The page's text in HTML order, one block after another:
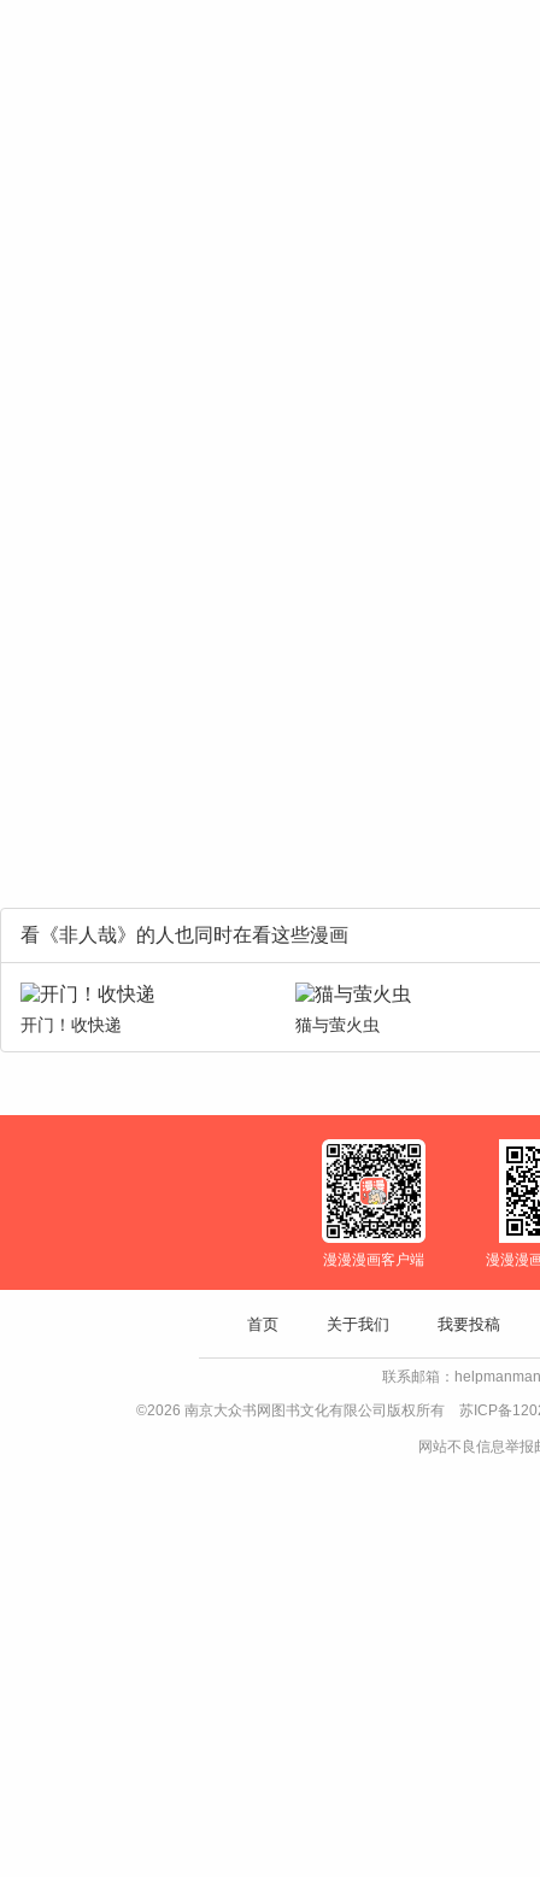
看《非人哉》的人也同时在看这些漫画
开门！收快递 猫与萤火虫
漫漫漫画客户端 漫漫漫
首页 关于我们 我要投稿
联系邮箱：
©2026 南京大众书网图书文化有限公司版权所有 苏ICP备
网站不良信息举